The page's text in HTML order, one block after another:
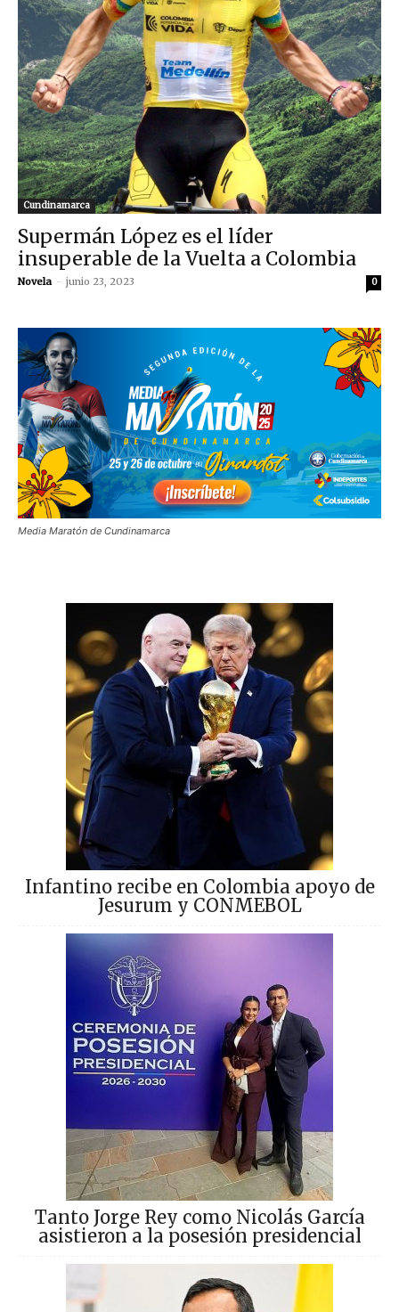
Cundinamarca
Supermán López es el líder
insuperable de la Vuelta a Colombia
Novela - junio 23, 2023 0
Media Maratón de Cundinamarca
Infantino recibe en Colombia apoyo de
Jesurum y CONMEBOL
Tanto Jorge Rey como Nicolás García
asistieron a la posesión presidencial